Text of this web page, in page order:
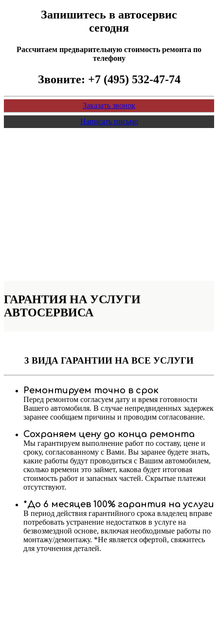
Запишитесь в автосервис
сегодня
Рассчитаем предварительную стоимость ремонта по
телефону
Звоните: +7 (495) 532-47-74
Заказать звонок
Написать письмо
ГАРАНТИЯ НА УСЛУГИ
АВТОСЕРВИСА
3 ВИДА ГАРАНТИИ НА ВСЕ УСЛУГИ
Ремонтируем точно в срок
Перед ремонтом согласуем дату и время готовности
Вашего автомобиля. В случае непредвиденных задержек
заранее сообщаем причины и проводим согласование.
Сохраняем цену до конца ремонта
Мы гарантируем выполнение работ по составу, цене и
сроку, согласованному с Вами. Вы заранее будете знать,
какие работы будут проводиться с Вашим автомобилем,
сколько времени это займет, какова будет итоговая
стоимость работ и запасных частей. Скрытые платежи
отсутствуют.
*До 6 месяцев 100% гарантия на услуги
В период действия гарантийного срока владелец вправе
потребовать устранение недостатков в услуге на
безвозмездной основе, включая необходимые работы по
монтажу/демонтажу. *Не является офертой, свяжитесь
для уточнения деталей.